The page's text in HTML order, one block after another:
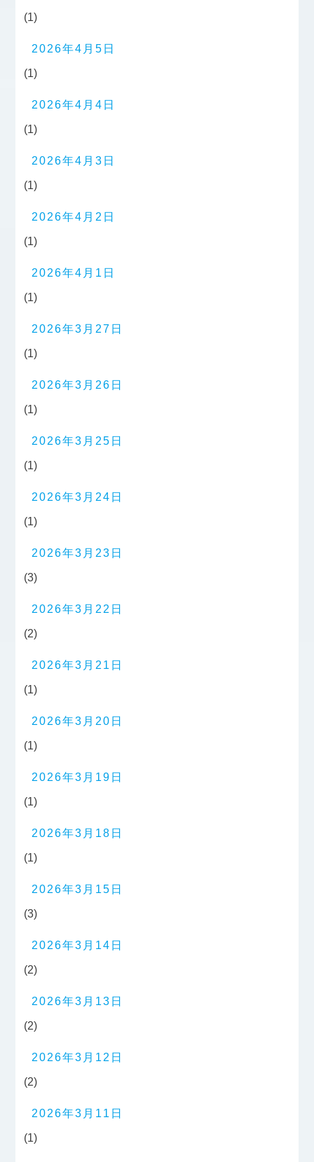
(1)
2026年4月5日
(1)
2026年4月4日
(1)
2026年4月3日
(1)
2026年4月2日
(1)
2026年4月1日
(1)
2026年3月27日
(1)
2026年3月26日
(1)
2026年3月25日
(1)
2026年3月24日
(1)
2026年3月23日
(3)
2026年3月22日
(2)
2026年3月21日
(1)
2026年3月20日
(1)
2026年3月19日
(1)
2026年3月18日
(1)
2026年3月15日
(3)
2026年3月14日
(2)
2026年3月13日
(2)
2026年3月12日
(2)
2026年3月11日
(1)